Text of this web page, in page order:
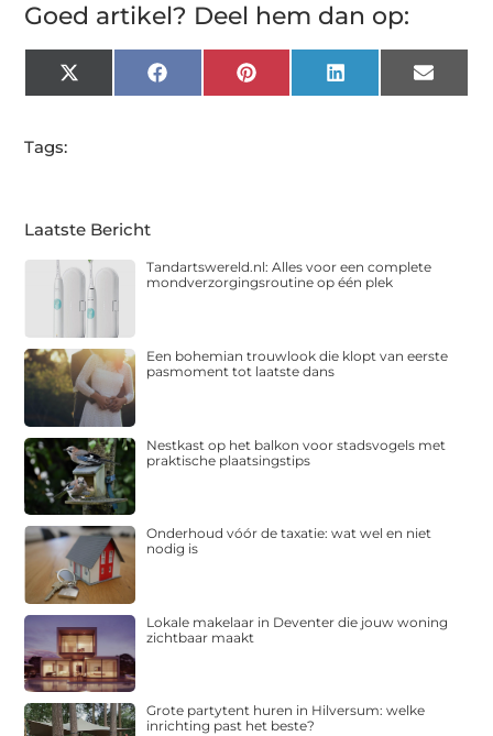
Goed artikel? Deel hem dan op:
X
(Twitter)
FacebookPinterest LinkedIn Email
Tags:
Laatste Bericht
Tandartswereld.nl: Alles voor een complete
mondverzorgingsroutine op één plek
Een bohemian trouwlook die klopt van eerste
pasmoment tot laatste dans
Nestkast op het balkon voor stadsvogels met
praktische plaatsingstips
Onderhoud vóór de taxatie: wat wel en niet
nodig is
Lokale makelaar in Deventer die jouw woning
zichtbaar maakt
Grote partytent huren in Hilversum: welke
inrichting past het beste?